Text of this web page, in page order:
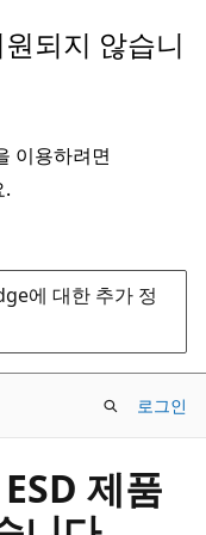
되지 않습니
이용하려면
에 대한 추가 정
로그인
제품